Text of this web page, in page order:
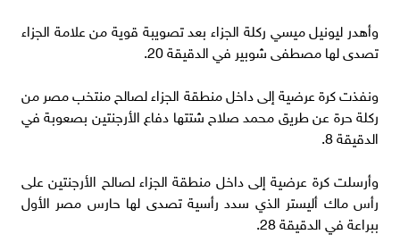
وأهدر ليونيل ميسي ركلة الجزاء بعد تصويبة قوية من علامة الجزاء
تصدى لها مصطفى شوبير في الدقيقة 20.
ونفذت كرة عرضية إلى داخل منطقة الجزاء لصالح منتخب مصر من
ركلة حرة عن طريق محمد صلاح شتتها دفاع الأرجنتين بصعوبة في
الدقيقة 8.
وأرسلت كرة عرضية إلى داخل منطقة الجزاء لصالح الأرجنتين على
رأس ماك أليستر الذي سدد رأسية تصدى لها حارس مصر الأول
ببراعة في الدقيقة 28.